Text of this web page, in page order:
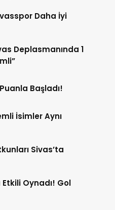
Daha İyi
Deplasmanında 1
Başladı!
İsimler Aynı
Sivas’ta
Oynadı! Gol